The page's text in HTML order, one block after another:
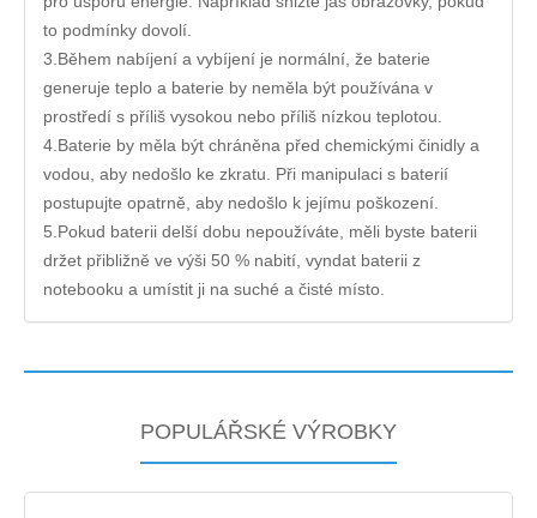
to podmínky dovolí.
3.Během nabíjení a vybíjení je normální, že baterie
generuje teplo a baterie by neměla být používána v
prostředí s příliš vysokou nebo příliš nízkou teplotou.
4.Baterie by měla být chráněna před chemickými činidly a
vodou, aby nedošlo ke zkratu. Při manipulaci s baterií
postupujte opatrně, aby nedošlo k jejímu poškození.
5.Pokud baterii delší dobu nepoužíváte, měli byste baterii
držet přibližně ve výši 50 % nabití, vyndat baterii z
notebooku a umístit ji na suché a čisté místo.
POPULÁŘSKÉ VÝROBKY